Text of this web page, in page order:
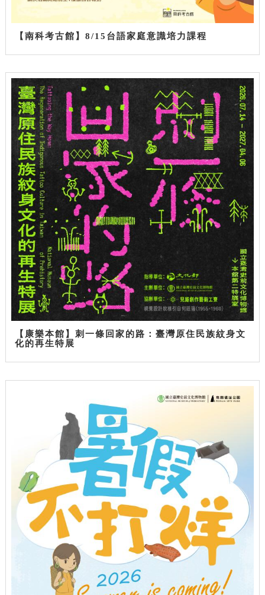
【南科考古館】8/15台語家庭意識培力課程
【康樂本館】刺一條回家的路：臺灣原住民族紋身文
化的再生特展